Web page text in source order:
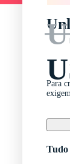
Para
Tudo